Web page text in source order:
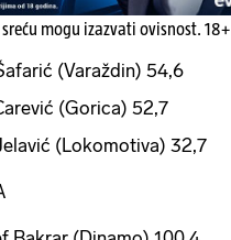
mogu izazvati ovisnost. 18+
(Varaždin) 54,6
(Gorica) 52,7
(Lokomotiva) 32,7